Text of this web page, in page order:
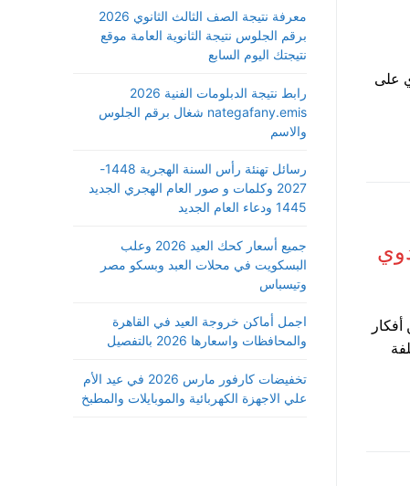
100 كتكوت بلدي على
معرفة نتيجة الصف الثالث الثانوي 2026
برقم الجلوس نتيجة الثانوية العامة موقع
نتيجتك اليوم السابع
رابط نتيجة الدبلومات الفنية 2026
nategafany.emis شغال برقم الجلوس
والاسم
رسائل تهنئة رأس السنة الهجرية 1448-
2027 وكلمات و صور العام الهجري الجديد
1445 ودعاء العام الجديد
جميع أسعار كحك العيد 2026 وعلب
البسكويت في محلات العبد وبسكو مصر
وتيسباس
اجمل أماكن خروجة العيد في القاهرة
والمحافظات واسعارها 2026 بالتفصيل
تخفيضات كارفور مارس 2026 في عيد الأم
علي الاجهزة الكهربائية والموبايلات والمطبخ